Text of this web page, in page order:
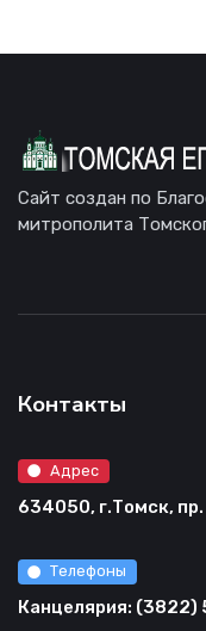
Сайт создан по
митрополита
Контакты
Адрес
634050, г.Томск, пр.
Телефоны
Канцелярия: (3822)